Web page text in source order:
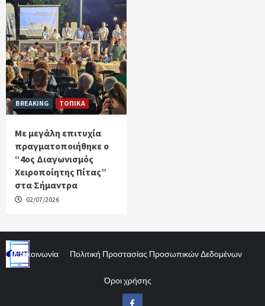
BREAKING ΤΟΠΙΚΑ
Με μεγάλη επιτυχία
πραγματοποιήθηκε ο
“4ος Διαγωνισμός
Χειροποίητης Πίτας”
στα Σήμαντρα
02/07/2026
Επικοινωνία Πολιτική Προστασίας Προσωπικών Δεδομένων
Όροι χρήσης